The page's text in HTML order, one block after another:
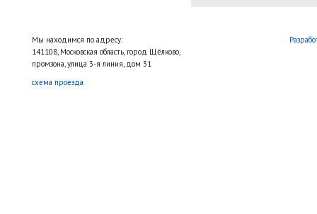
Мы находимся по адресу:
141108, Московская область, город Щёлково,
промзона, улица 3-я линия, дом 31
схема проезда